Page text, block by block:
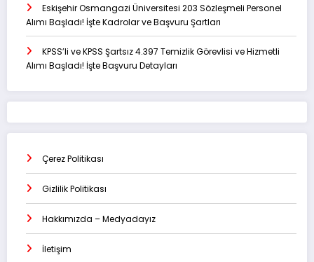
Eskişehir Osmangazi Üniversitesi 203 Sözleşmeli Personel
Alımı Başladı! İşte Kadrolar ve Başvuru Şartları
KPSS’li ve KPSS Şartsız 4.397 Temizlik Görevlisi ve Hizmetli
Alımı Başladı! İşte Başvuru Detayları
Çerez Politikası
Gizlilik Politikası
Hakkımızda – Medyadayız
İletişim